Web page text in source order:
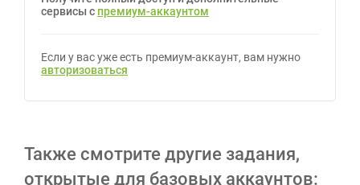
сервисы с премиум-аккаунтом
Если у вас уже есть премиум-аккаунт, вам нужно
авторизоваться
Также смотрите другие задания,
открытые для базовых аккаунтов: